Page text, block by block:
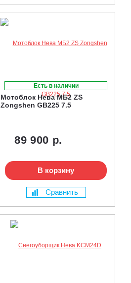
Есть в наличии
Мотоблок Нева МБ2 ZS
Zongshen GB225 7.5
89 900 р.
В корзину
Сравнить